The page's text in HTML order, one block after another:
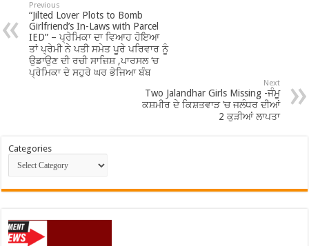
Previous
“Jilted Lover Plots to Bomb
Girlfriend’s In-Laws with Parcel
IED” – ਪ੍ਰੇਮਿਕਾ ਦਾ ਵਿਆਹ ਹੋਇਆ
ਤਾਂ ਪ੍ਰੇਮੀ ਨੇ ਪਤੀ ਸਮੇਤ ਪੂਰੇ ਪਰਿਵਾਰ ਨੂੰ
ਉਡਾਉਣ ਦੀ ਰਚੀ ਸਾਜ਼ਿਸ਼ ,ਪਾਰਸਲ ‘ਚ
ਪ੍ਰੇਮਿਕਾ ਦੇ ਸਹੁਰੇ ਘਰ ਭੇਜਿਆ ਬੰਬ
Next
Two Jalandhar Girls Missing -ਜੰਮੂ
ਕਸ਼ਮੀਰ ਦੇ ਕਿਸ਼ਤਵਾੜ ’ਚ ਜਲੰਧਰ ਦੀਆਂ
2 ਕੁੜੀਆਂ ਲਾਪਤਾ
Categories